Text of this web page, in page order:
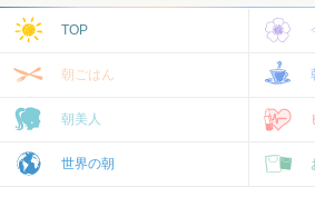
TOP
朝ごはん
朝美人
世界の朝